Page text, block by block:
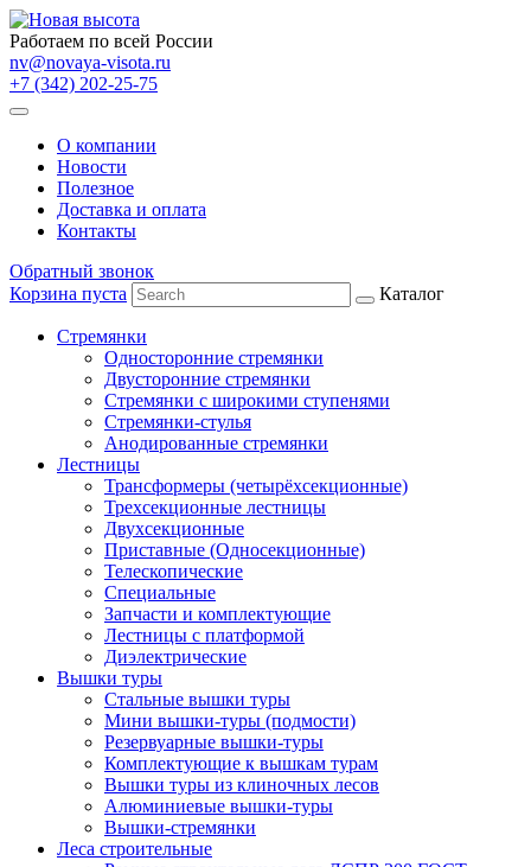
Работаем по всей России
nv@novaya-visota.ru
+7 (342) 202-25-75
О компании
Новости
Полезное
Доставка и оплата
Контакты
Обратный звонок
Корзина пуста
Каталог
Стремянки
Односторонние стремянки
Двусторонние стремянки
Стремянки с широкими ступенями
Стремянки-стулья
Анодированные стремянки
Лестницы
Трансформеры (четырёхсекционные)
Трехсекционные лестницы
Двухсекционные
Приставные (Односекционные)
Телескопические
Специальные
Запчасти и комплектующие
Лестницы с платформой
Диэлектрические
Вышки туры
Стальные вышки туры
Мини вышки-туры (подмости)
Резервуарные вышки-туры
Комплектующие к вышкам турам
Вышки туры из клиночных лесов
Алюминиевые вышки-туры
Вышки-стремянки
Леса строительные